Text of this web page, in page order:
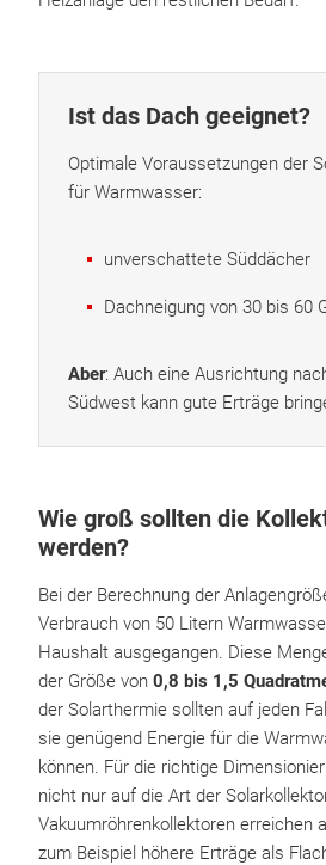
Ist das Dach geeignet?
Optimale Voraussetzungen der
für Warmwasser:
unverschattete Süddächer
Dachneigung von 30 bis 60
Aber: Auch eine Ausrichtung
Südwest kann gute Erträge
Wie groß sollten die
werden?
Bei der Berechnung der
Verbrauch von 50 Litern
Haushalt ausgegangen. Diese
der Größe von 0,8 bis 1,5
der Solarthermie sollten auf jeden
sie genügend Energie für die
können. Für die richtige
nicht nur auf die Art der
Vakuumröhrenkollektoren erreichen
zum Beispiel höhere Erträge als